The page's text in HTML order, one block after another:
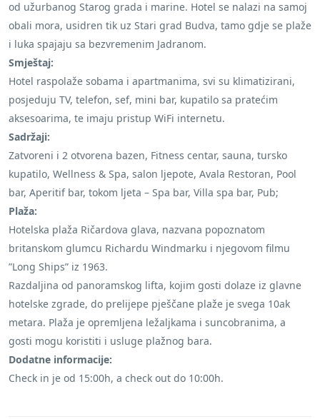
od užurbanog Starog grada i marine. Hotel se nalazi na samoj
obali mora, usidren tik uz Stari grad Budva, tamo gdje se plaže
i luka spajaju sa bezvremenim Jadranom.
Smještaj:
Hotel raspolaže sobama i apartmanima, svi su klimatizirani,
posjeduju TV, telefon, sef, mini bar, kupatilo sa pratećim
aksesoarima, te imaju pristup WiFi internetu.
Sadržaji:
Zatvoreni i 2 otvorena bazen, Fitness centar, sauna, tursko
kupatilo, Wellness & Spa, salon ljepote, Avala Restoran, Pool
bar, Aperitif bar, tokom ljeta – Spa bar, Villa spa bar, Pub;
Plaža:
Hotelska plaža Ričardova glava, nazvana popoznatom
britanskom glumcu Richardu Windmarku i njegovom filmu
”Long Ships” iz 1963.
Razdaljina od panoramskog lifta, kojim gosti dolaze iz glavne
hotelske zgrade, do prelijepe pješčane plaže je svega 10ak
metara. Plaža je opremljena ležaljkama i suncobranima, a
gosti mogu koristiti i usluge plažnog bara.
Dodatne informacije:
Check in je od 15:00h, a check out do 10:00h.